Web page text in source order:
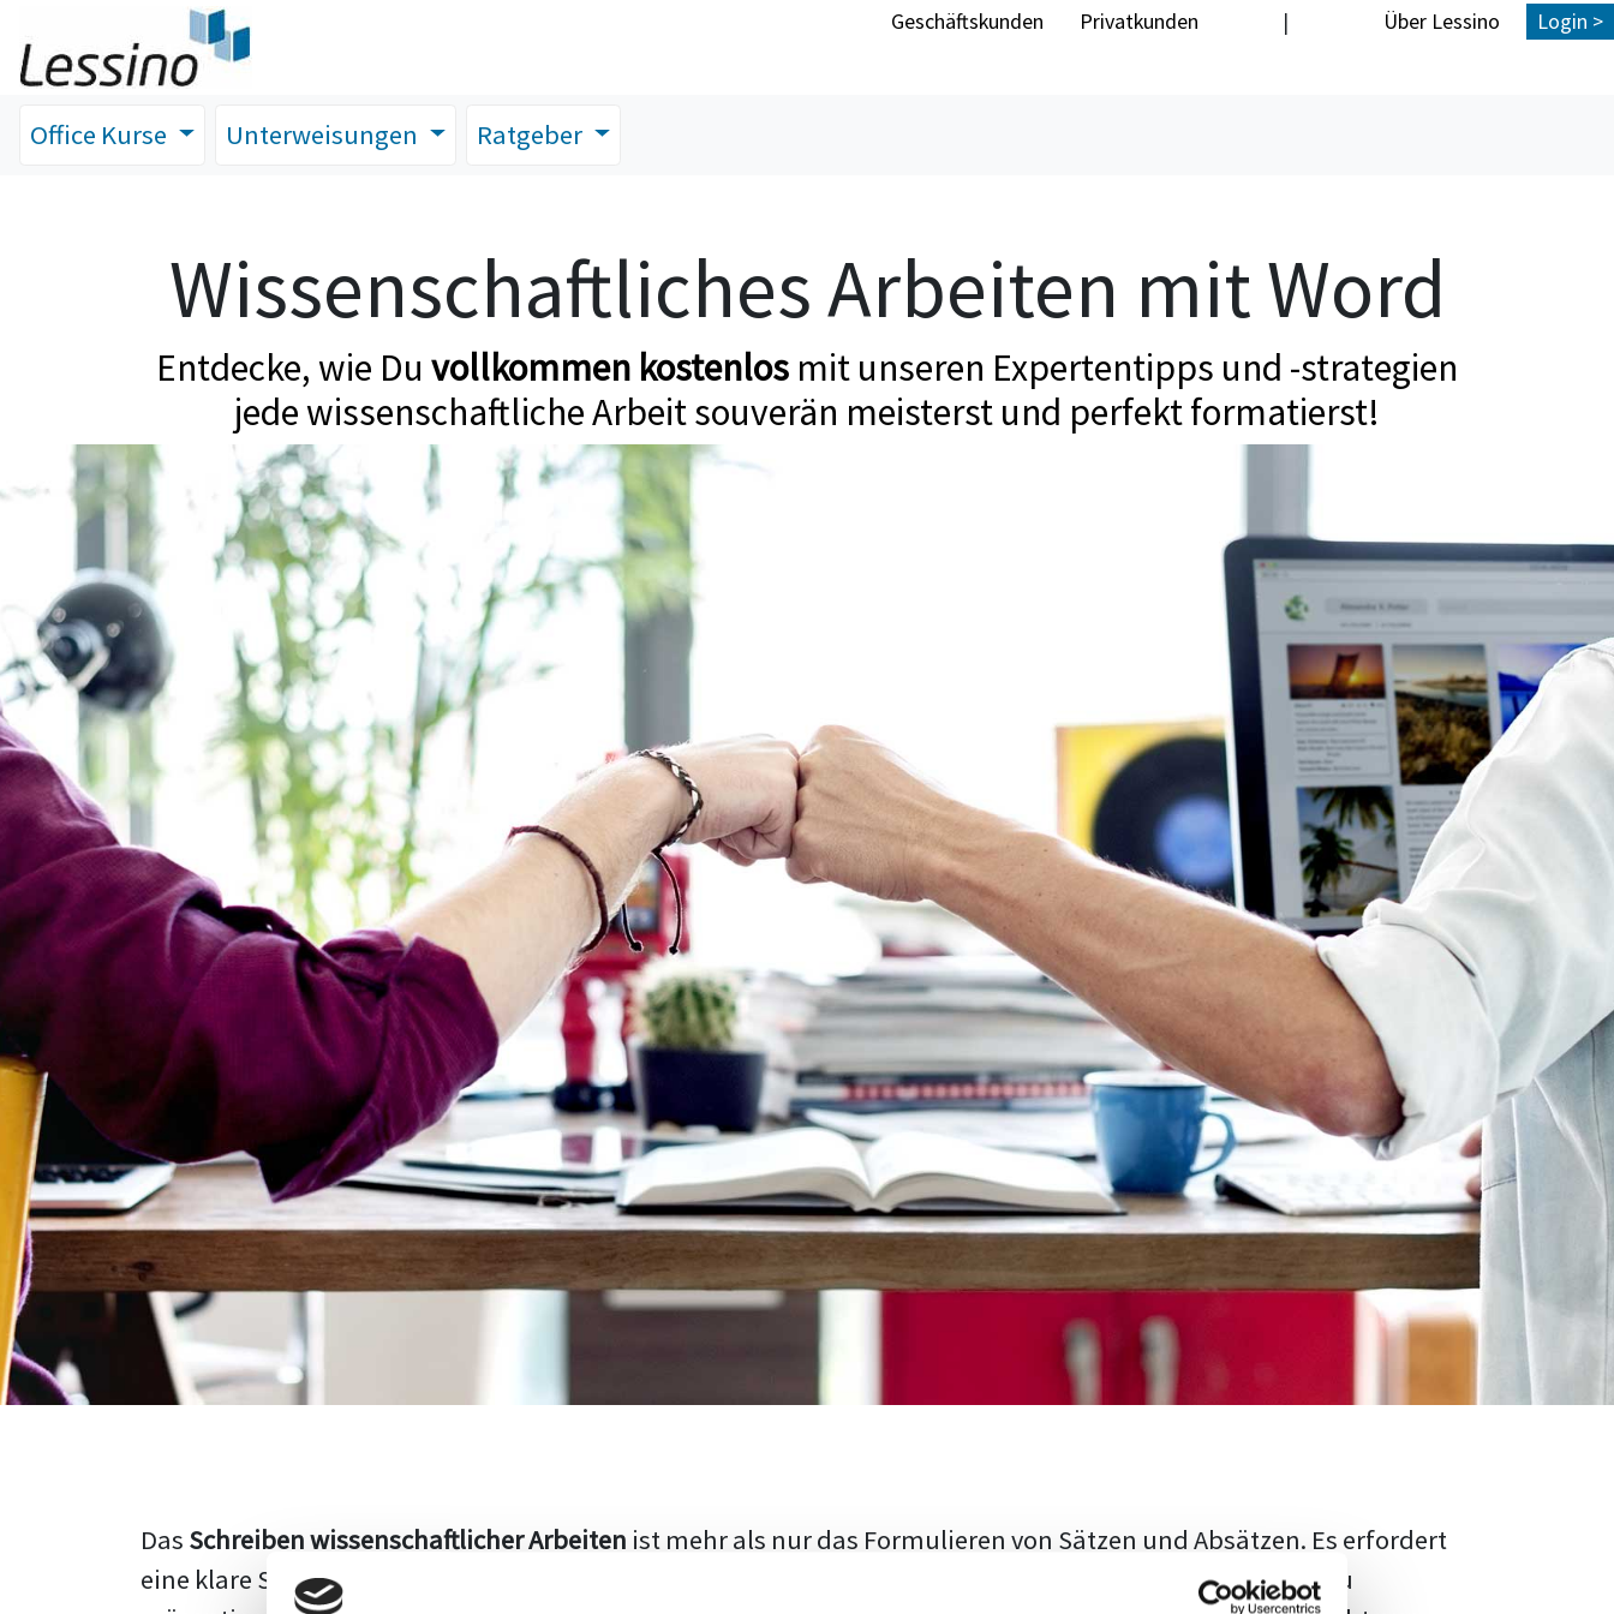
Geschäftskunden Privatkunden | Über Lessino Login >
Office Kurse Unterweisungen Ratgeber
Wissenschaftliches Arbeiten mit Word
Entdecke, wie Du vollkommen kostenlos mit unseren Expertentipps und -strategien
jede wissenschaftliche Arbeit souverän meisterst und perfekt formatierst!
Das Schreiben wissenschaftlicher Arbeiten ist mehr als nur das Formulieren von Sätzen und Absätzen. Es erfordert
eine klare Struktur, einen logischen Aufbau und die Fähigkeit, den aktuellen Forschungsstand adäquat zu